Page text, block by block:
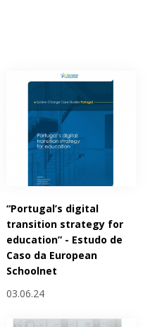
“Portugal’s digital
transition strategy for
education” - Estudo de
Caso da European
Schoolnet
03.06.24